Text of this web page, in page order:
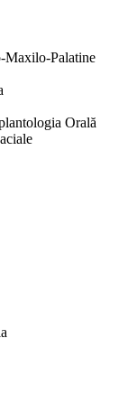
Maxilo-Palatine
Orală